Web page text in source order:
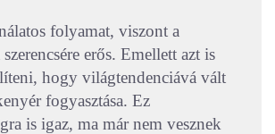
folyamat, viszont a
erős. Emellett azt is
hogy világtendenciává vált
fogyasztása. Ez
is igaz, ma már nem vesznek